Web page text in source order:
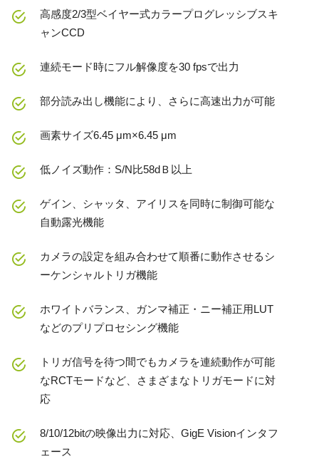
高感度2/3型ベイヤー式カラープログレッシブスキ
ャンCCD
連続モード時にフル解像度を30 fpsで出力
部分読み出し機能により、さらに高速出力が可能
画素サイズ6.45 μm×6.45 μm
低ノイズ動作：S/N比58dＢ以上
ゲイン、シャッタ、アイリスを同時に制御可能な
自動露光機能
カメラの設定を組み合わせて順番に動作させるシ
ーケンシャルトリガ機能
ホワイトバランス、ガンマ補正・ニー補正用LUT
などのプリプロセシング機能
トリガ信号を待つ間でもカメラを連続動作が可能
なRCTモードなど、さまざまなトリガモードに対
応
8/10/12bitの映像出力に対応、GigE Visionインタフ
ェース